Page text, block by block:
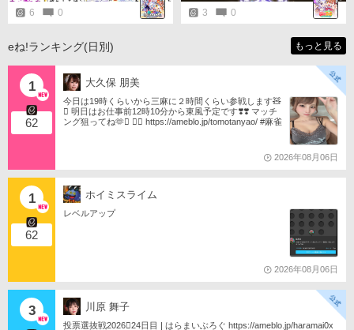
6
0 3 0
eね!ランキング(日別) もっと見る
1
62
大久保 朋美
今日は19時くらいから三麻に２時間くらい参戦します🧸
󾬏 明日はお仕事前12時10分から東風予定です❣️❣️ マッチ
ング狙ってね🫶󾬍 󾕆⇨ https://ameblo.jp/tomotanyao/ #麻雀
2026年08月06日
1
62
ホイミスライム
レベルアップ
2026年08月06日
3 川原 舞子
投票選抜戦2026󾇟24日目 | はらまいぶろぐ https://ameblo.jp/haramai0x